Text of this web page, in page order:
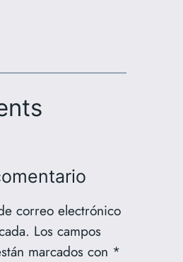
correo electrónico
Los campos
marcados con *